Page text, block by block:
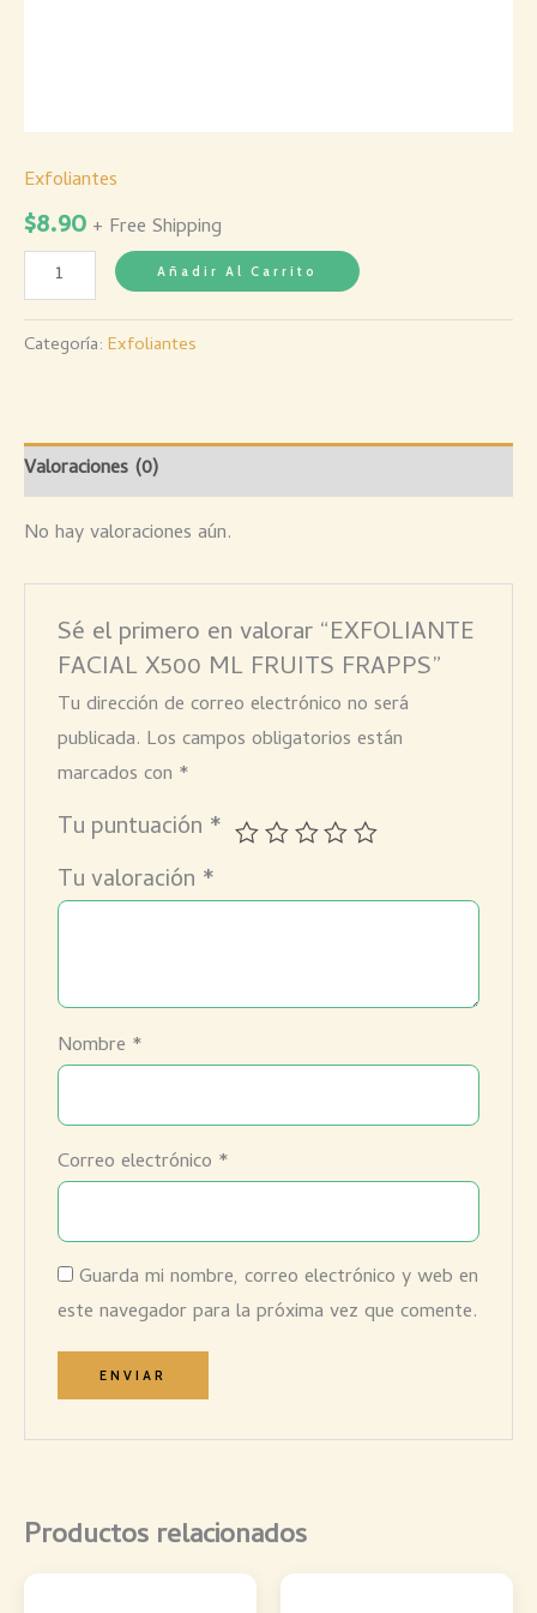
Exfoliantes
$8.90 + Free Shipping
Añadir Al Carrito
Categoría: Exfoliantes
Valoraciones (0)
No hay valoraciones aún.
Sé el primero en valorar “EXFOLIANTE
FACIAL X500 ML FRUITS FRAPPS”
Tu dirección de correo electrónico no será
publicada. Los campos obligatorios están
marcados con *
Tu puntuación *
Tu valoración *
Nombre *
Correo electrónico *
Guarda mi nombre, correo electrónico y web en
este navegador para la próxima vez que comente.
Productos relacionados